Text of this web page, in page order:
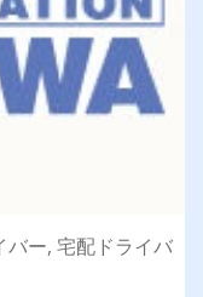
バー, 宅配ドライバ